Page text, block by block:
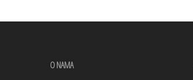
O NAMA